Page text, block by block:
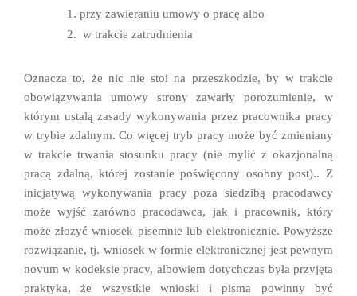
przy zawieraniu umowy o pracę albo
w trakcie zatrudnienia
Oznacza to, że nic nie stoi na przeszkodzie, by w trakcie
obowiązywania umowy strony zawarły porozumienie, w
którym ustalą zasady wykonywania przez pracownika pracy
w trybie zdalnym. Co więcej tryb pracy może być zmieniany
w trakcie trwania stosunku pracy (nie mylić z okazjonalną
pracą zdalną, której zostanie poświęcony osobny post).. Z
inicjatywą wykonywania pracy poza siedzibą pracodawcy
może wyjść zarówno pracodawca, jak i pracownik, który
może złożyć wniosek pisemnie lub elektronicznie. Powyższe
rozwiązanie, tj. wniosek w formie elektronicznej jest pewnym
novum w kodeksie pracy, albowiem dotychczas była przyjęta
praktyka, że wszystkie wnioski i pisma powinny być